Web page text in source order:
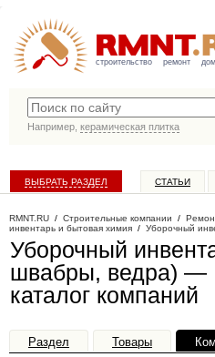
строительство ремонт
Например, керамическая плитка
ВЫБРАТЬ РАЗДЕЛ СТАТЬИ
RMNT.RU / Строительные компании /
инвентарь и бытовая химия / Уборочный
Уборочный
швабры, ведра) —
каталог компаний
Раздел Товары